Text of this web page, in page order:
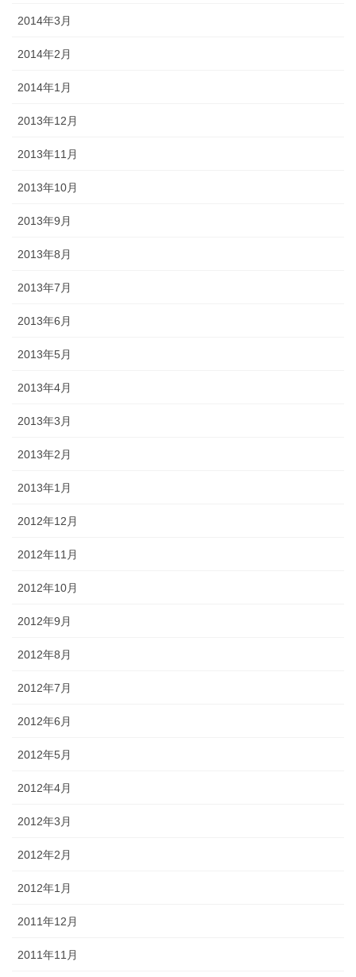
2014年3月
2014年2月
2014年1月
2013年12月
2013年11月
2013年10月
2013年9月
2013年8月
2013年7月
2013年6月
2013年5月
2013年4月
2013年3月
2013年2月
2013年1月
2012年12月
2012年11月
2012年10月
2012年9月
2012年8月
2012年7月
2012年6月
2012年5月
2012年4月
2012年3月
2012年2月
2012年1月
2011年12月
2011年11月